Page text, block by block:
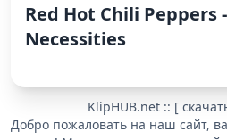
Red Hot Chili Peppers
Necessities
KlipHUB.net :: [
Добро пожаловать на наш сайт,